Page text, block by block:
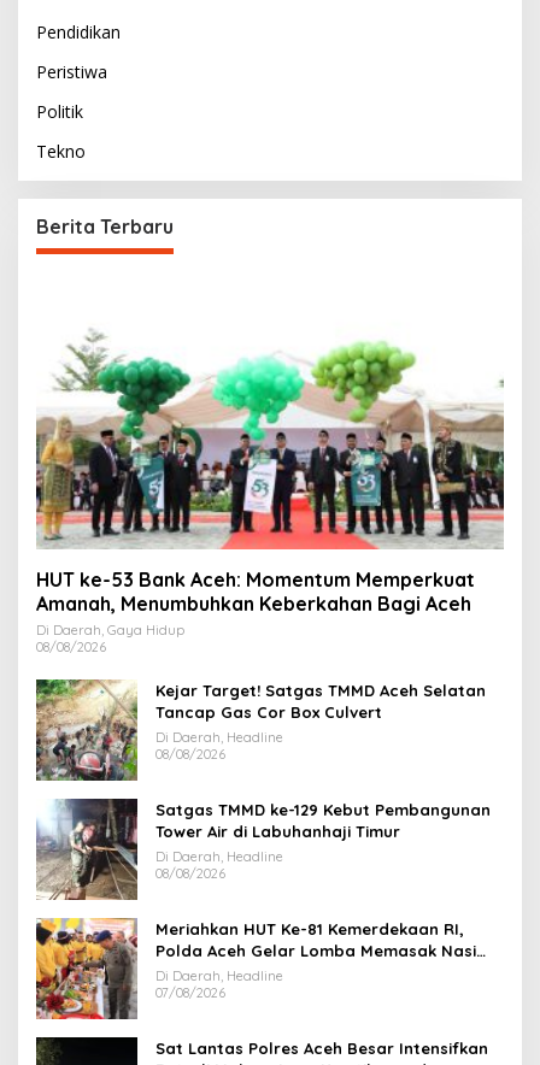
Pendidikan
Peristiwa
Politik
Tekno
Berita Terbaru
HUT ke-53 Bank Aceh: Momentum Memperkuat
Amanah, Menumbuhkan Keberkahan Bagi Aceh
Di Daerah, Gaya Hidup
08/08/2026
Kejar Target! Satgas TMMD Aceh Selatan
Tancap Gas Cor Box Culvert
Di Daerah, Headline
08/08/2026
Satgas TMMD ke-129 Kebut Pembangunan
Tower Air di Labuhanhaji Timur
Di Daerah, Headline
08/08/2026
Meriahkan HUT Ke-81 Kemerdekaan RI,
Polda Aceh Gelar Lomba Memasak Nasi
Goreng dan Aneka Minuman
Di Daerah, Headline
07/08/2026
Sat Lantas Polres Aceh Besar Intensifkan